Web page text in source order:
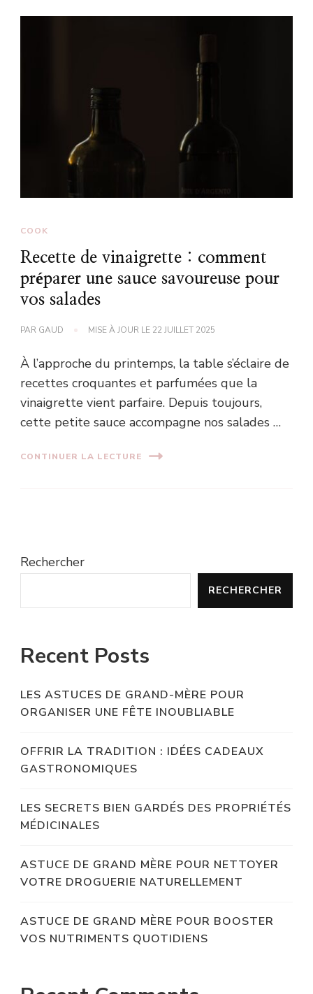
COOK
Recette de vinaigrette : comment
préparer une sauce savoureuse pour
vos salades
PAR GAUD MISE À JOUR LE 22 JUILLET 2025
À l’approche du printemps, la table s’éclaire de
recettes croquantes et parfumées que la
vinaigrette vient parfaire. Depuis toujours,
cette petite sauce accompagne nos salades …
CONTINUER LA LECTURE
Rechercher
RECHERCHER
Recent Posts
LES ASTUCES DE GRAND-MÈRE POUR
ORGANISER UNE FÊTE INOUBLIABLE
OFFRIR LA TRADITION : IDÉES CADEAUX
GASTRONOMIQUES
LES SECRETS BIEN GARDÉS DES PROPRIÉTÉS
MÉDICINALES
ASTUCE DE GRAND MÈRE POUR NETTOYER
VOTRE DROGUERIE NATURELLEMENT
ASTUCE DE GRAND MÈRE POUR BOOSTER
VOS NUTRIMENTS QUOTIDIENS